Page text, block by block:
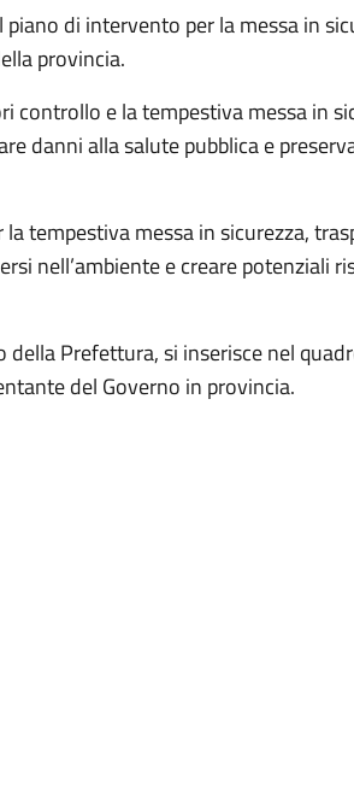
di intervento per la messa in
provincia.
controllo e la tempestiva messa in
danni alla salute pubblica e
tempestiva messa in sicurezza,
nell’ambiente e creare potenziali
della Prefettura, si inserisce nel
del Governo in provincia.